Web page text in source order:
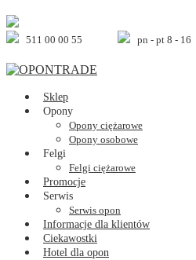
Skip
to
content511 00 00 55 pn - pt 8 - 16
Sklep
Opony
Opony ciężarowe
Opony osobowe
Felgi
Felgi ciężarowe
Promocje
Serwis
Serwis opon
Informacje dla klientów
Ciekawostki
Hotel dla opon